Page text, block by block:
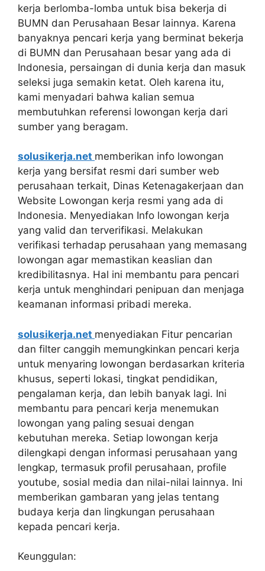
kerja berlomba-lomba untuk bisa bekerja di
BUMN dan Perusahaan Besar lainnya. Karena
banyaknya pencari kerja yang berminat bekerja
di BUMN dan Perusahaan besar yang ada di
Indonesia, persaingan di dunia kerja dan masuk
seleksi juga semakin ketat. Oleh karena itu,
kami menyadari bahwa kalian semua
membutuhkan referensi lowongan kerja dari
sumber yang beragam.
solusikerja.net memberikan info lowongan
kerja yang bersifat resmi dari sumber web
perusahaan terkait, Dinas Ketenagakerjaan dan
Website Lowongan kerja resmi yang ada di
Indonesia. Menyediakan Info lowongan kerja
yang valid dan terverifikasi. Melakukan
verifikasi terhadap perusahaan yang memasang
lowongan agar memastikan keaslian dan
kredibilitasnya. Hal ini membantu para pencari
kerja untuk menghindari penipuan dan menjaga
keamanan informasi pribadi mereka.
solusikerja.net menyediakan Fitur pencarian
dan filter canggih memungkinkan pencari kerja
untuk menyaring lowongan berdasarkan kriteria
khusus, seperti lokasi, tingkat pendidikan,
pengalaman kerja, dan lebih banyak lagi. Ini
membantu para pencari kerja menemukan
lowongan yang paling sesuai dengan
kebutuhan mereka. Setiap lowongan kerja
dilengkapi dengan informasi perusahaan yang
lengkap, termasuk profil perusahaan, profile
youtube, sosial media dan nilai-nilai lainnya. Ini
memberikan gambaran yang jelas tentang
budaya kerja dan lingkungan perusahaan
kepada pencari kerja.
Keunggulan: